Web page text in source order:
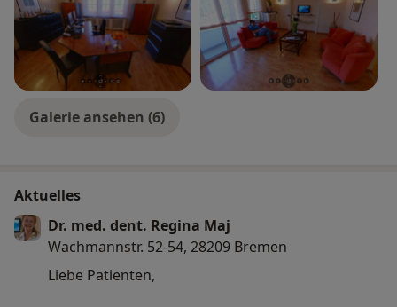
Galerie ansehen (6)
Aktuelles
Dr. med. dent. Regina Maj
Wachmannstr. 52-54, 28209 Bremen
Liebe Patienten,